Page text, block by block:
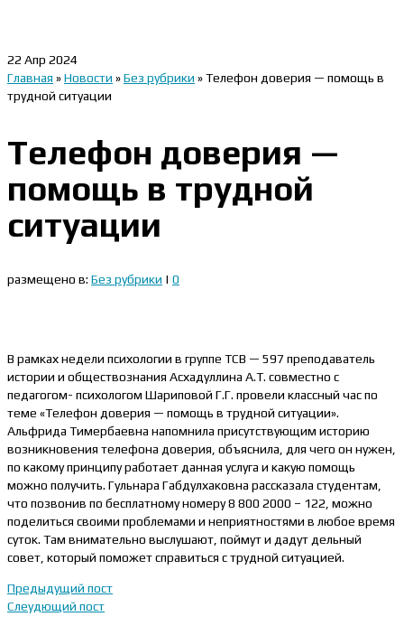
22 Апр 2024
Главная »Новости »Без рубрики »Телефон доверия — помощь в
трудной ситуации
Телефон доверия —
помощь в трудной
ситуации
размещено в: Без рубрики | 0
В рамках недели психологии в группе ТСВ — 597 преподаватель
истории и обществознания Асхадуллина А.Т. совместно с
педагогом- психологом Шариповой Г.Г. провели классный час по
теме «Телефон доверия — помощь в трудной ситуации».
Альфрида Тимербаевна напомнила присутствующим историю
возникновения телефона доверия, объяснила, для чего он нужен,
по какому принципу работает данная услуга и какую помощь
можно получить. Гульнара Габдулхаковна рассказала студентам,
что позвонив по бесплатному номеру 8 800 2000 – 122, можно
поделиться своими проблемами и неприятностями в любое время
суток. Там внимательно выслушают, поймут и дадут дельный
совет, который поможет справиться с трудной ситуацией.
Предыдущий пост
Слеудющий пост